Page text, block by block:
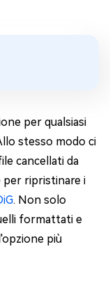
per qualsiasi
stesso modo ci
cancellati da
per ripristinare i
. Non solo
formattati e
più